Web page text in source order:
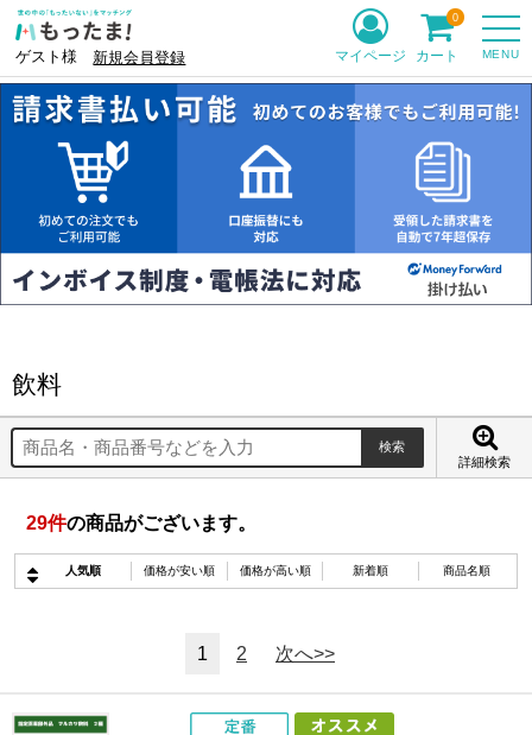
ゲスト様 新規会員登録 MENU
マイページ カート
0
飲料
詳細検索
29件の商品がございます。
人気順 価格が安い順 価格が高い順 新着順 商品名順
1 2 次へ>>